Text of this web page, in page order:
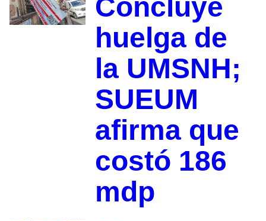
Concluye
huelga de
la UMSNH;
SUEUM
afirma que
costó 186
mdp